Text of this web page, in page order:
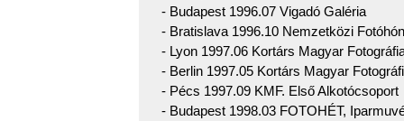
- Budapest 1996.07 Vigadó Galéria
- Bratislava 1996.10 Nemzetközi
- Lyon 1997.06 Kortárs Magyar
- Berlin 1997.05 Kortárs Magyar
- Pécs 1997.09 KMF. Első Alkotócsoport
- Budapest 1998.03 FOTOHÉT,